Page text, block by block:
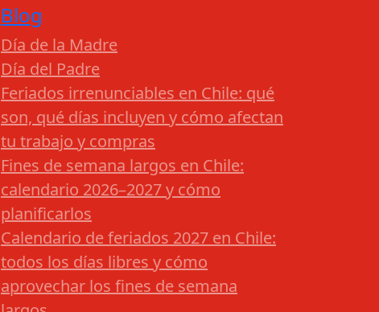
Blog
Día de la Madre
Día del Padre
Feriados irrenunciables en Chile: qué
son, qué días incluyen y cómo afectan
tu trabajo y compras
Fines de semana largos en Chile:
calendario 2026–2027 y cómo
planificarlos
Calendario de feriados 2027 en Chile:
todos los días libres y cómo
aprovechar los fines de semana